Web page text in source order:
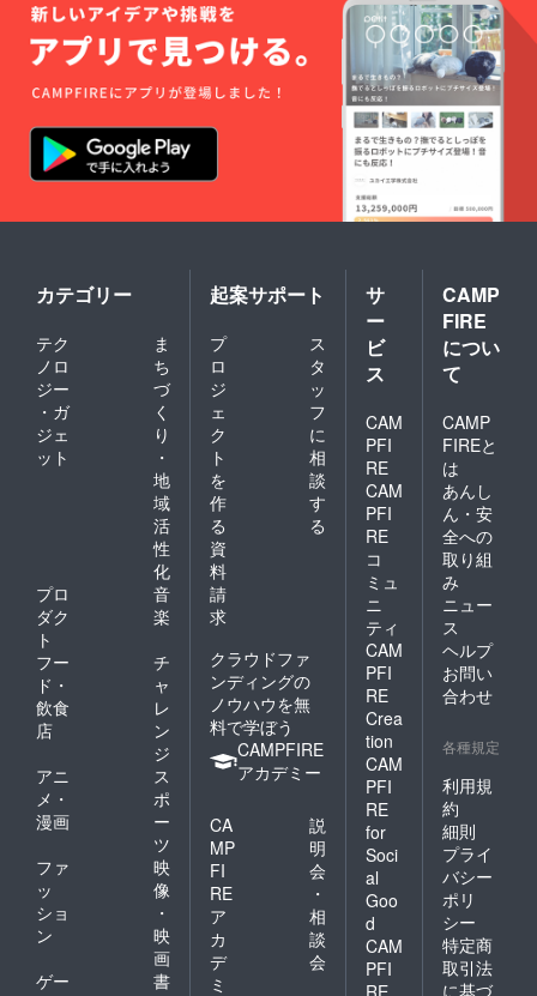
カテゴリー
テク
ノロ
ジー
・ガ
ジェ
ット
ま
ち
づ
く
り
・
地
域
活
性
化
プロ
ダク
ト
音
楽
フー
ド・
飲食
店
チ
ャ
レ
ン
ジ
アニ
メ・
漫画
ス
ポ
ー
ツ
ファ
ッ
ショ
ン
映
像
・
映
画
ゲー
書
起案サポート
プ
ロ
ジ
ェ
ク
ト
を
作
る
ス
タ
ッ
フ
に
相
談
す
る
資
料
請
求
クラウドファ
ンディングの
ノウハウを無
料で学ぼう
CAMPFIRE
アカデミー
CA
MP
FI
RE
ア
カ
デ
ミ
説
明
会
・
相
談
会
サ
ー
ビ
ス
CAM
PFI
RE
CAM
PFI
RE
コ
ミュ
ニ
ティ
CAM
PFI
RE
Crea
tion
CAM
PFI
RE
for
Soci
al
Goo
d
CAM
PFI
RE
CAMP
FIRE
につい
て
CAMP
FIREと
は
あんし
ん・安
全への
取り組
み
ニュー
ス
ヘルプ
お問い
合わせ
各種規定
利用規
約
細則
プライ
バシー
ポリ
シー
特定商
取引法
に基づ